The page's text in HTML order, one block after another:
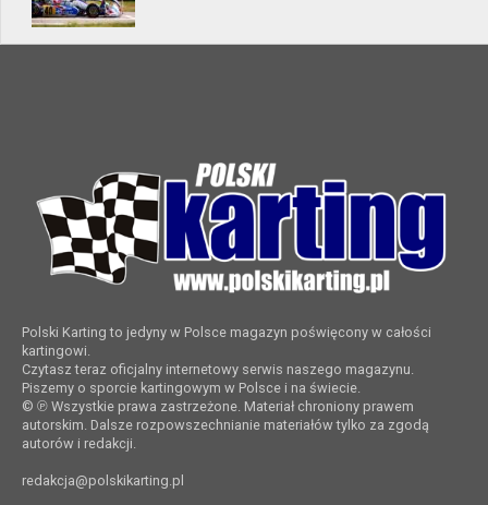
Polski Karting to jedyny w Polsce magazyn poświęcony w całości
kartingowi.
Czytasz teraz oficjalny internetowy serwis naszego magazynu.
Piszemy o sporcie kartingowym w Polsce i na świecie.
© ℗ Wszystkie prawa zastrzeżone. Materiał chroniony prawem
autorskim. Dalsze rozpowszechnianie materiałów tylko za zgodą
autorów i redakcji.
redakcja@polskikarting.pl